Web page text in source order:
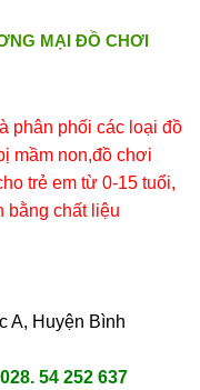
MẠI ĐỒ CHƠI
phân phối các loại đồ
mầm non,đồ chơi
trẻ em từ 0-15 tuổi,
bằng chất liệu
A, Huyện Bình
028. 54 252 637